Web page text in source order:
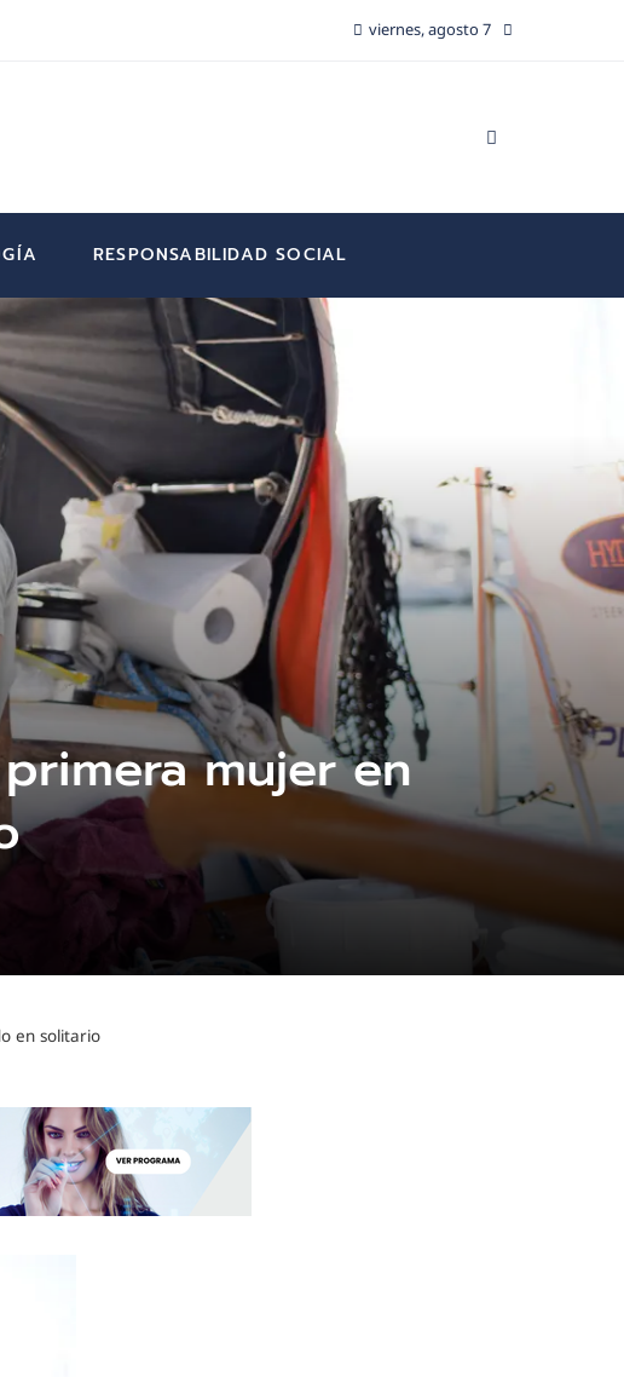
viernes, agosto 7
RESPONSABILIDAD SOCIAL
mujer en
en solitario